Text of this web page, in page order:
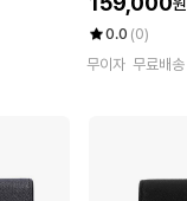
0.0 (0)
무이자 무료배송